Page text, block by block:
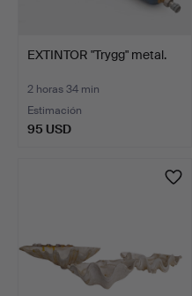
EXTINTOR "Trygg" metal.
2 horas 34 min
Estimación
95 USD